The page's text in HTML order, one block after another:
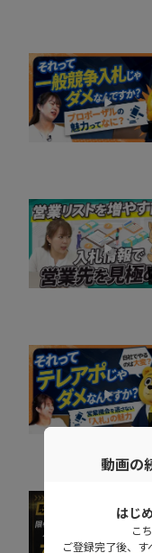
動画の
はじ
こ
ご登録完了後、す